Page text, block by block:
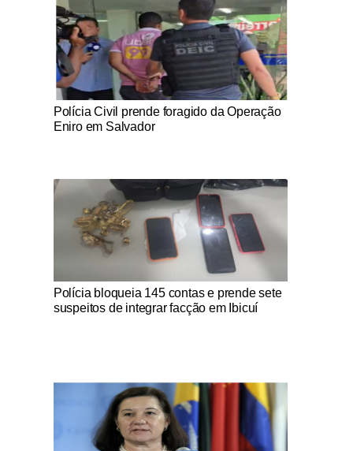
Notícias Católicas
Polícia Civil prende foragido da Operação
Eniro em Salvador
Notícias Católicas
Polícia bloqueia 145 contas e prende sete
suspeitos de integrar facção em Ibicuí